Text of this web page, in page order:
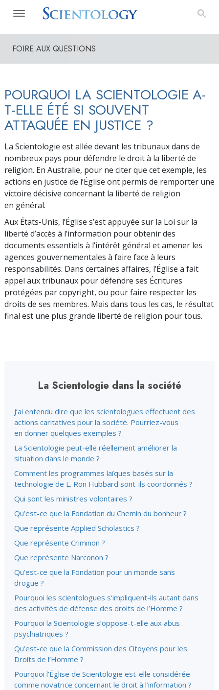
FOIRE AUX QUESTIONS
POURQUOI LA SCIENTOLOGIE A-
T-ELLE ÉTÉ SI SOUVENT
ATTAQUÉE EN JUSTICE ?
La Scientologie est allée devant les tribunaux dans de
nombreux pays pour défendre le droit à la liberté de
religion. En Australie, pour ne citer que cet exemple, les
actions en justice de l’Église ont permis de remporter une
victoire décisive concernant la liberté de religion
en général.
Aux États-Unis, l’Église s’est appuyée sur la Loi sur la
liberté d’accès à l’information pour obtenir des
documents essentiels à l’intérêt général et amener les
agences gouvernementales à faire face à leurs
responsabilités. Dans certaines affaires, l’Église a fait
appel aux tribunaux pour défendre ses Écritures
protégées par copyright, ou pour faire respecter les
droits de ses membres. Mais dans tous les cas, le résultat
final est une plus grande liberté de religion pour tous.
La Scientologie dans la société
J’ai entendu dire que les scientologues effectuent des
actions caritatives pour la société. Pourriez-vous
en donner quelques exemples ?
La Scientologie peut-elle réellement améliorer la
situation dans le monde ?
Comment les programmes laïques basés sur la
technologie de L. Ron Hubbard sont-ils coordonnés ?
Qui sont les ministres volontaires ?
Qu’est-ce que la Fondation du Chemin du bonheur ?
Que représente Applied Scholastics ?
Que représente Criminon ?
Que représente Narconon ?
Qu’est-ce que la Fondation pour un monde sans
drogue ?
Pourquoi les scientologues s’impliquent-ils autant dans
des activités de défense des droits de l’Homme ?
Pourquoi la Scientologie s’oppose-t-elle aux abus
psychiatriques ?
Qu’est-ce que la Commission des Citoyens pour les
Droits de l’Homme ?
Pourquoi l’Église de Scientologie est-elle considérée
comme novatrice concernant le droit à l’information ?